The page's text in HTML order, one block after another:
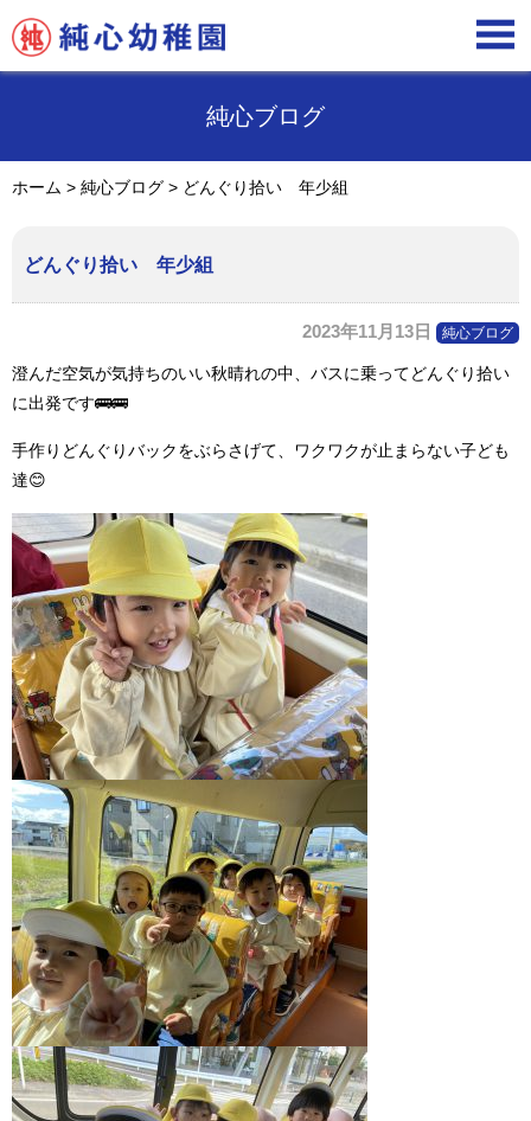

純心ブログ
ホーム > 純心ブログ > どんぐり拾い 年少組
どんぐり拾い 年少組
2023年11月13日 純心ブログ
澄んだ空気が気持ちのいい秋晴れの中、バスに乗ってどんぐり拾い
に出発です🚌🚌
手作りどんぐりバックをぶらさげて、ワクワクが止まらない子ども
達😊